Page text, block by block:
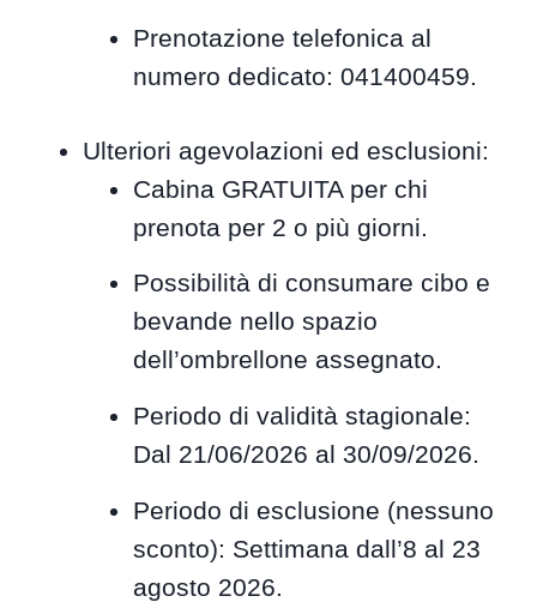
Prenotazione telefonica al
numero dedicato: 041400459.
Ulteriori agevolazioni ed esclusioni:
Cabina GRATUITA per chi
prenota per 2 o più giorni.
Possibilità di consumare cibo e
bevande nello spazio
dell’ombrellone assegnato.
Periodo di validità stagionale:
Dal 21/06/2026 al 30/09/2026.
Periodo di esclusione (nessuno
sconto): Settimana dall’8 al 23
agosto 2026.